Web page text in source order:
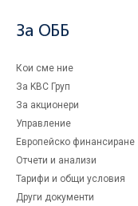
За ОББ
Кои сме ние
За KBC Груп
За акционери
Управление
Европейско финансиране
Отчети и анализи
Тарифи и общи условия
Други документи